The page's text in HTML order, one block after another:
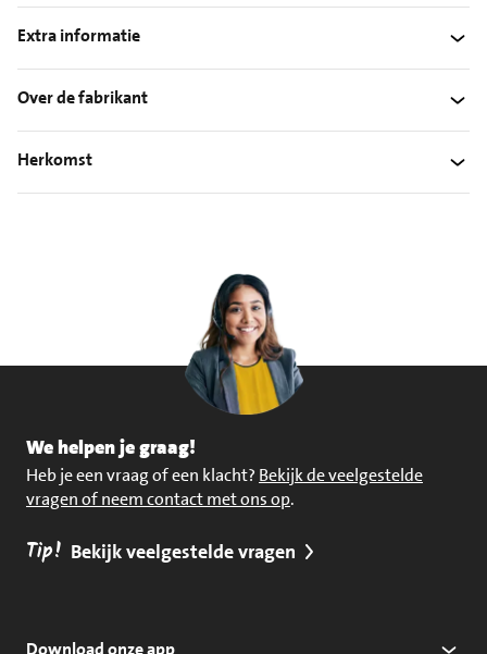
Extra informatie
Over de fabrikant
Herkomst
We helpen je graag!
Heb je een vraag of een klacht? Bekijk de veelgestelde
vragen of neem contact met ons op.
Tip! Bekijk veelgestelde vragen
Download onze app